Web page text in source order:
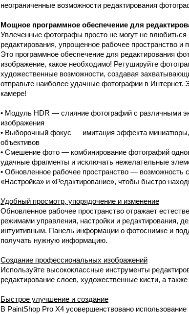
неограниченные возможности редактирования
Мощное программное обеспечение для
Увлеченные фотографы просто не могут не
редактирования, упрощенное рабочее пространство
Это программное обеспечение для редактирования
изображение, какое необходимо! Ретушируйте
художественные возможности, создавая
отправьте наиболее удачные фотографии в
камере!
• Модуль HDR — слияние фотографий с различными
изображения
• Выборочный фокус — имитация эффекта
объективов
• Смешение фото — комбинирование фотографий
удачные фрагменты и исключать нежелательные
• Обновленное рабочее пространство —
«Настройка» и «Редактирование», чтобы быстро
Удобный просмотр, упорядочение и изменение
Обновленное рабочее пространство отражает
режимами управления, настройки и редактирования,
интуитивным. Панель информации о фотоснимке и
получать нужную информацию.
Создание профессиональных изображений
Используйте высококлассные инструменты
редактирование слоев, художественные кисти, а
Быстрое улучшение и создание
В PaintShop Pro X4 усовершенствовано